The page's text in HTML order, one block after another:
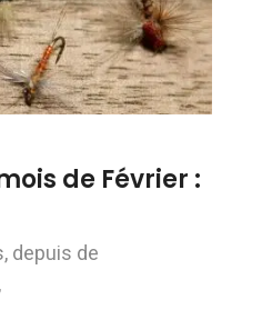
de Février :
depuis de